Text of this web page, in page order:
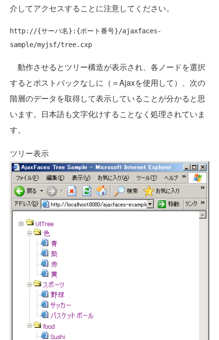
介してアクセスすることに注意してください。
http://{サーバ名}:{ポート番号}/ajaxfaces-
動作させるとツリー構造が表示され、各ノードを選択
するとポストバックなしに（＝Ajaxを使用して）、次の
階層のデータを取得して表示していることが分かると思
います。日本語も文字化けすることなく処理されていま
す。
ツリー表示